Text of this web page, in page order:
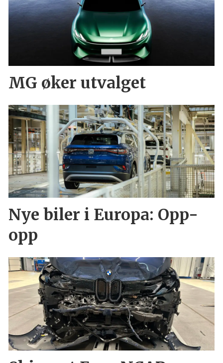
MG øker utvalget
Nye biler i Europa: Opp-
opp